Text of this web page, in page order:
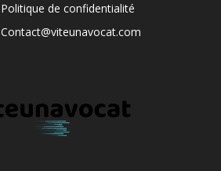
Politique de confidentialité
Contact@viteunavocat.com